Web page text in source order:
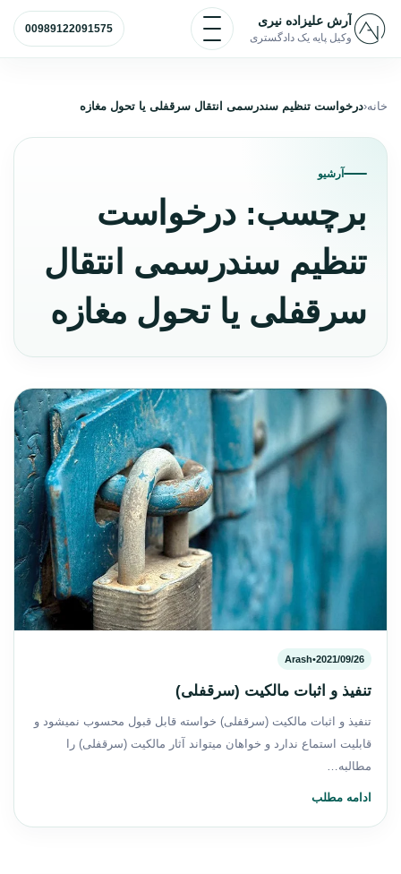
پرش به محتوا
آرش علیزاده نیری
وکیل پایه یک دادگستری
باز و بسته کردن منو
00989122091575
خانه درخواست تنظیم سندرسمی انتقال سرقفلی یا تحول مغازه
آرشیو
برچسب:درخواست
تنظیم سندرسمی انتقال
سرقفلی یا تحول مغازه
2021/09/26
•
Arash
تنفیذ و اثبات مالکیت (سرقفلی)
تنفیذ و اثبات مالکیت (سرقفلی) خواسته قابل قبول محسوب نمی­شود و
قابلیت استماع ندارد و خواهان می­تواند آثار مالکیت (سرقفلی) را
مطالبه…
ادامه مطلب